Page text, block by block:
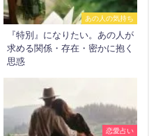
あの人の気持ち
『特別』になりたい。あの人が
求める関係・存在・密かに抱く
思惑
恋愛占い